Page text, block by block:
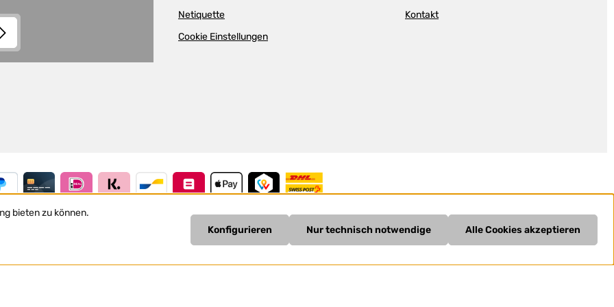
Netiquette
Cookie Einstellungen
Kontakt
bieten zu können.
Nur technisch notwendige
Konfigurieren Alle Cookies akzeptieren